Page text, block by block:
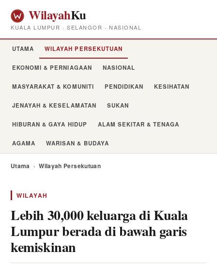
WilayahKu
KUALA LUMPUR · SELANGOR · NASIONAL
UTAMA WILAYAH PERSEKUTUAN
EKONOMI & PERNIAGAAN NASIONAL
MASYARAKAT & KOMUNITI PENDIDIKAN KESIHATAN
JENAYAH & KESELAMATAN SUKAN
HIBURAN & GAYA HIDUP ALAM SEKITAR & TENAGA
AGAMA WARISAN & BUDAYA
Utama › Wilayah Persekutuan
WILAYAH
Lebih 30,000 keluarga di Kuala
Lumpur berada di bawah garis
kemiskinan